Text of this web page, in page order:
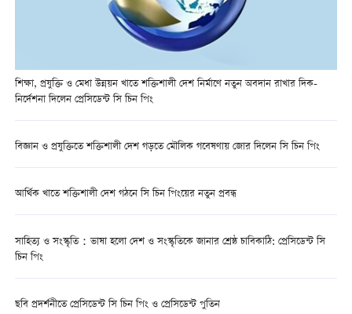
শিক্ষা, প্রযুক্তি ও মেধা উন্নয়ন খাতে শক্তিশালী দেশ নির্মাণে নতুন অবদান রাখার দিক-
নির্দেশনা দিলেন প্রেসিডেন্ট সি চিন পিং
বিজ্ঞান ও প্রযুক্তিতে শক্তিশালী দেশ গড়তে মৌলিক গবেষণায় জোর দিলেন সি চিন পিং
আর্থিক খাতে শক্তিশালী দেশ গঠনে সি চিন পিংয়ের নতুন প্রবন্ধ
সাহিত্য ও সংস্কৃতি：ভাষা হলো দেশ ও সংস্কৃতিকে জানার শ্রেষ্ঠ চাবিকাঠি: প্রেসিডেন্ট সি
চিন পিং
ছবি প্রদর্শনীতে প্রেসিডেন্ট সি চিন পিং ও প্রেসিডেন্ট পুতিন